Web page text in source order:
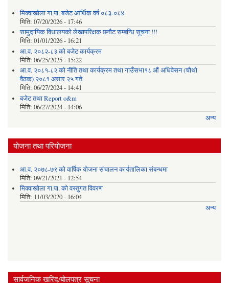
मिक्वाखोला गा.पा. बजेट आर्थिक वर्ष ०८३-०८४
मिति: 07/20/2026 - 17:46
सामुदायिक विधालयको लेखापरिक्षक छनौट सम्बन्धि सूचना !!!
मिति: 01/01/2026 - 16:21
आ.व. २०८२-८३ को बजेट कार्यक्रम
मिति: 06/25/2025 - 15:22
आ.व. २०८१-८२ को नीति तथा कार्यक्रम तथा गाउँसभा१८ औं अधिवेसन (चौथो
वैठक) २०८१ असार २५ गते
मिति: 06/27/2024 - 14:41
बजेट तथा Report o&m
मिति: 06/27/2024 - 14:06
अन्य
योजना तथा परियोजना
आ.व. २०७८-७९ को वार्षिक योजना संचालन कार्यतालिका संबन्धमा
मिति: 09/21/2021 - 12:54
मिक्वाखोला गा.पा. को वस्तुगत विवरण
मिति: 11/03/2020 - 16:04
अन्य
सार्वजनिक खरिद/बोलपत्र सूचना